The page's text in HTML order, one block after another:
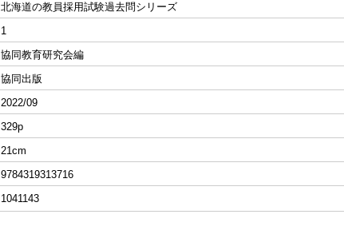
北海道の教員採用試験過去問シリーズ
1
協同教育研究会編
協同出版
2022/09
329p
21cm
9784319313716
1041143